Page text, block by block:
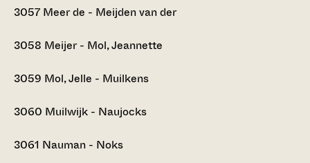
3057 Meer de - Meijden van der
3058 Meijer - Mol, Jeannette
3059 Mol, Jelle - Muilkens
3060 Muilwijk - Naujocks
3061 Nauman - Noks